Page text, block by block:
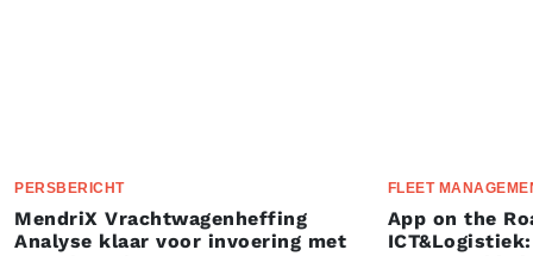
PERSBERICHT
MendriX Vrachtwagenheffing
Analyse klaar voor invoering met
FLEET
App on the